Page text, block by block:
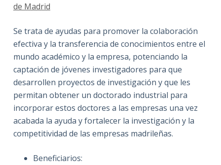
de Madrid
Se trata de ayudas para promover la colaboración
efectiva y la transferencia de conocimientos entre el
mundo académico y la empresa, potenciando la
captación de jóvenes investigadores para que
desarrollen proyectos de investigación y que les
permitan obtener un doctorado industrial para
incorporar estos doctores a las empresas una vez
acabada la ayuda y fortalecer la investigación y la
competitividad de las empresas madrileñas.
Beneficiarios: